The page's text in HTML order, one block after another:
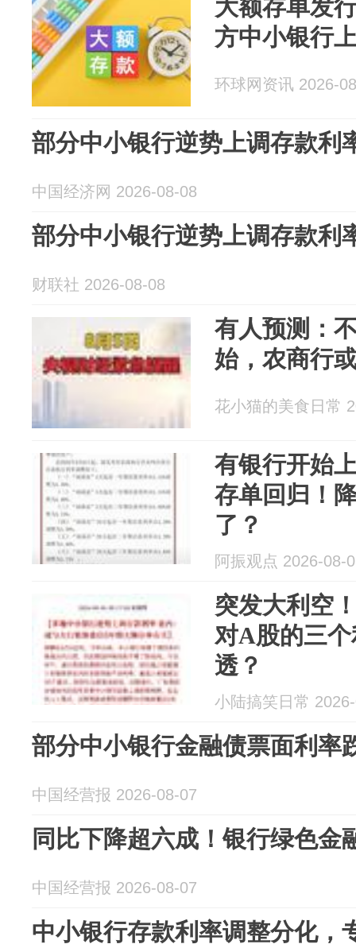
大额存单发
方中小银行
环球网资讯 2026-
部分中小银行逆势上调存款利
中国经济网 2026-08-08
部分中小银行逆势上调存款利
财联社 2026-08-08
有人预测：
始，农商行
花小猫的美食日常
有银行开始
存单回归！
了？
阿振观点 2026-08-
突发大利空
对A股的三
透？
小陆搞笑日常
部分中小银行金融债票面利率
中国经营报 2026-08-07
同比下降超六成！银行绿色金
中国经营报 2026-08-07
中小银行存款利率调整分化，